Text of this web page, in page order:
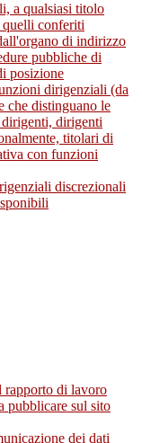
a qualsiasi titolo
conferiti
di indirizzo
pubbliche di
posizione
dirigenziali (da
che distinguano le
dirigenti
titolari di
con funzioni
discrezionali
rapporto di lavoro
pubblicare sul sito
dei dati